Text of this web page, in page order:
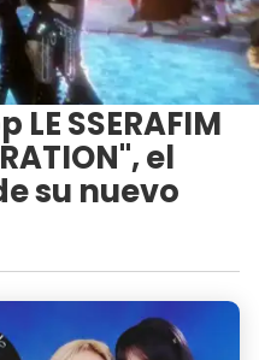
SSERAFIM
el
su nuevo